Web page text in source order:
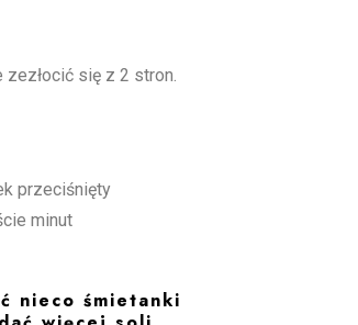
zezłocić się z 2 stron.
przeciśnięty
minut
nieco śmietanki